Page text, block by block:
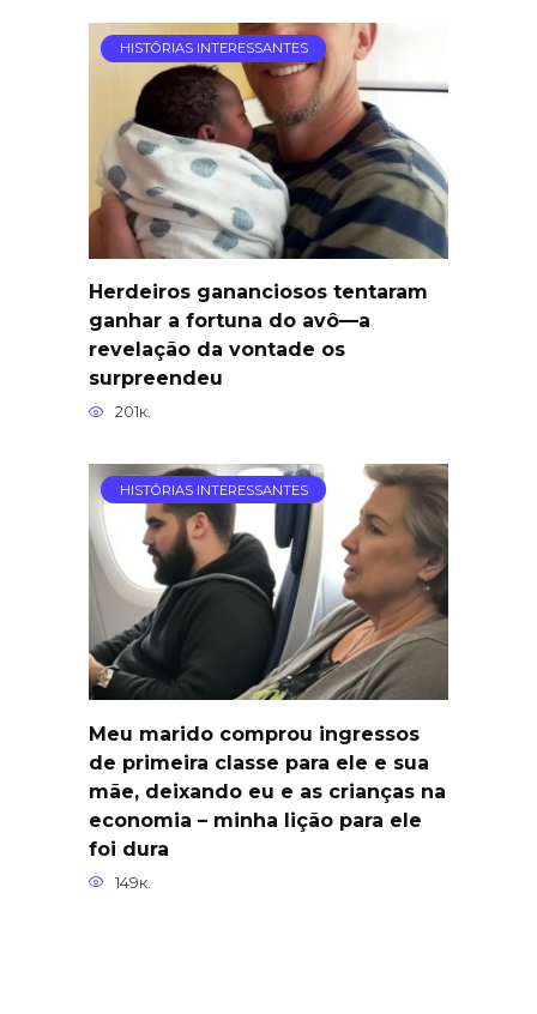
HISTÓRIAS INTERESSANTES
Herdeiros gananciosos tentaram
ganhar a fortuna do avô—a
revelação da vontade os
surpreendeu
201к.
HISTÓRIAS INTERESSANTES
Meu marido comprou ingressos
de primeira classe para ele e sua
mãe, deixando eu e as crianças na
economia – minha lição para ele
foi dura
149к.